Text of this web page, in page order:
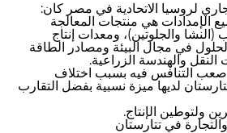
لروسيا الاتحادية في مصر كان:
الإمدادات هي منتجات المعالجة
والجلوتين)، ومعدات إنتاج
في مجال البيئة ومصادر الطاقة
والهندسة الزراعية.
التنافس فيه بسبب اختلاف
لديها ميزة نسبية بفضل التقارب
ولتوطين الإنتاج.
في تتارستان